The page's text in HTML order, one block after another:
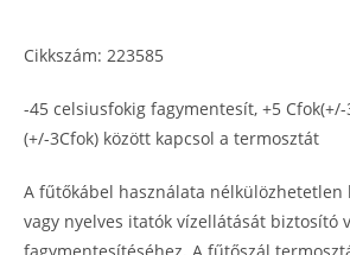
Cikkszám: 223585
-45 celsiusfokig fagymentesít, +5 Cfok(+/-
(+/-3Cfok) között kapcsol a termosztát
A fűtőkábel használata nélkülözhetetlen
vagy nyelves itatók vízellátását biztosító
fagymentesítéséhez. A fűtőszál